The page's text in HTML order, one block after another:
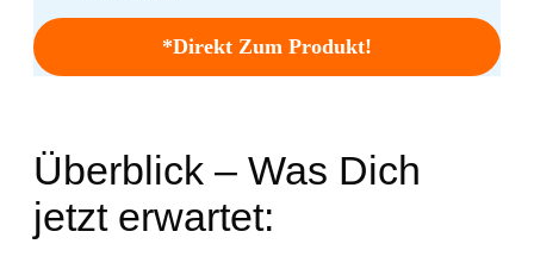
*Direkt Zum Produkt!
Überblick – Was Dich
jetzt erwartet: